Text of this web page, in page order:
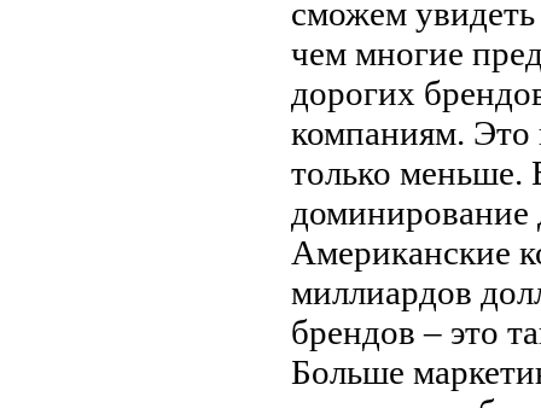
сможем
чем многие
дорогих
компаниям. Это
только меньше.
доминирование
Американские
миллиардов
брендов – это
Больше